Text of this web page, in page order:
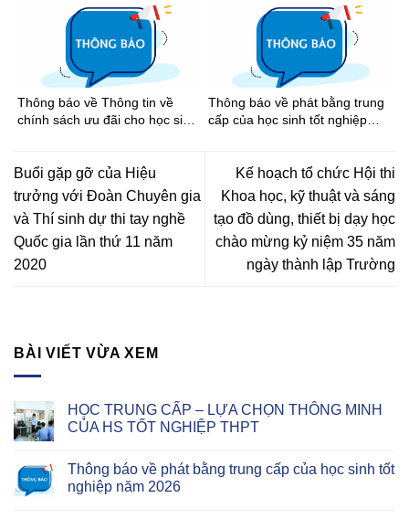
(30/4) và Ngày Quốc tế Lao
động (01/5) năm 2026
đường Thành phố Hồ Chí Minh
Thông báo về Thông tin về
chính sách ưu đãi cho học sinh
Thông báo về phát bằng trung
cấp của học sinh tốt nghiệp
Buổi gặp gỡ của Hiệu
trưởng với Đoàn Chuyên gia
và Thí sinh dự thi tay nghề
Quốc gia lần thứ 11 năm
2020
Kế hoạch tổ chức Hội thi
Khoa học, kỹ thuật và sáng
tạo đồ dùng, thiết bị dạy học
chào mừng kỷ niệm 35 năm
ngày thành lập Trường
BÀI VIẾT VỪA XEM
HỌC TRUNG CẤP – LỰA CHỌN THÔNG MINH
CỦA HS TỐT NGHIỆP THPT
Thông báo về phát bằng trung cấp của học sinh tốt
nghiệp năm 2026